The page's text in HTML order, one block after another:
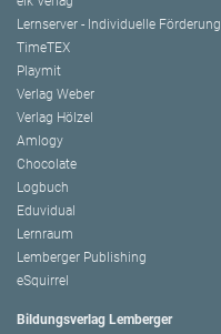
Lernserver - Individuelle Förderung
TimeTEX
Playmit
Verlag Weber
Verlag Hölzel
Amlogy
Chocolate
Logbuch
Eduvidual
Lernraum
Lemberger Publishing
eSquirrel
Bildungsverlag Lemberger